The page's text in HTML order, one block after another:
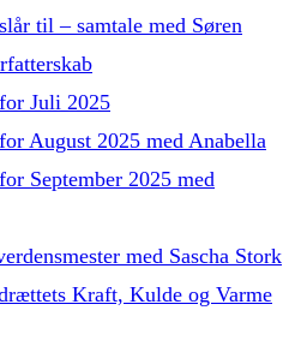
til – samtale med Søren
Juli 2025
August 2025 med Anabella
September 2025 med
med Sascha Stork
Kraft, Kulde og Varme